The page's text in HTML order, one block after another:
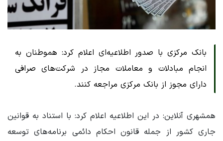
بانک مرکزی با صدور اطلاعیه‌ای اعلام کرد: هموطنان به
انجام مبادلات و معاملات مجاز در شرکت‌های صرافی
دارای مجوز از بانک مرکزی مراجعه کنند.
همشهری آنلاین: در این اطلاعیه اعلام کرد: با استناد به قوانین
جاری کشور از جمله قانون احکام دائمی برنامه‌های توسعه